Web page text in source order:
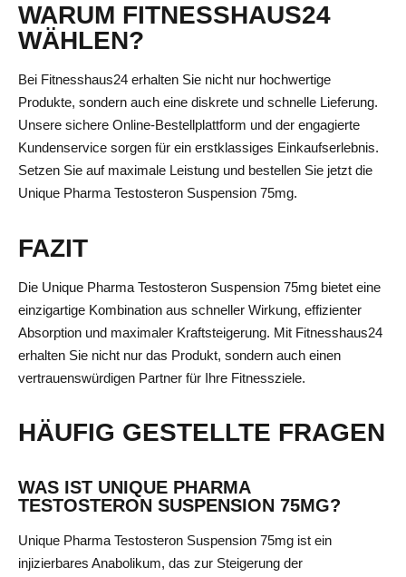
WARUM FITNESSHAUS24
WÄHLEN?
Bei Fitnesshaus24 erhalten Sie nicht nur hochwertige
Produkte, sondern auch eine diskrete und schnelle Lieferung.
Unsere sichere Online-Bestellplattform und der engagierte
Kundenservice sorgen für ein erstklassiges Einkaufserlebnis.
Setzen Sie auf maximale Leistung und bestellen Sie jetzt die
Unique Pharma Testosteron Suspension 75mg.
FAZIT
Die Unique Pharma Testosteron Suspension 75mg bietet eine
einzigartige Kombination aus schneller Wirkung, effizienter
Absorption und maximaler Kraftsteigerung. Mit Fitnesshaus24
erhalten Sie nicht nur das Produkt, sondern auch einen
vertrauenswürdigen Partner für Ihre Fitnessziele.
HÄUFIG GESTELLTE FRAGEN
WAS IST UNIQUE PHARMA
TESTOSTERON SUSPENSION 75MG?
Unique Pharma Testosteron Suspension 75mg ist ein
injizierbares Anabolikum, das zur Steigerung der